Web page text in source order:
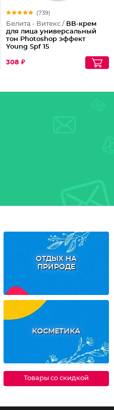
(739)
Белита - Витекс / ВВ-крем
для лица универсальный
тон Photoshop эффект
Young Spf 15
308 ₽
ОТДЫХ НА
ПРИРОДЕ
КОСМЕТИКА
Товары со скидкой